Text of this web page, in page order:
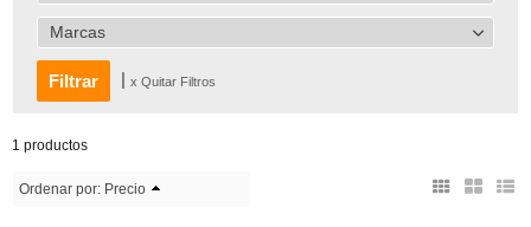
Marcas
x Quitar Filtros
1 productos
Ordenar por: Precio